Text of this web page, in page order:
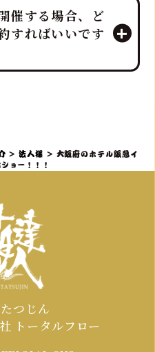
てなしをコンセプ
・演出だけでな
で全てを対応させ
メショーとなり、
の「マグロ解体シ
の「最高の食体
通じて、会場の話
催する場合、ど
すればいいです
ントや、忘年会・
やマグロの仕入れ、
るため、お早めの
ます。
>法人様 > 大阪府のホテル阪急イ
ョー！！！
つじん
トータルフロー